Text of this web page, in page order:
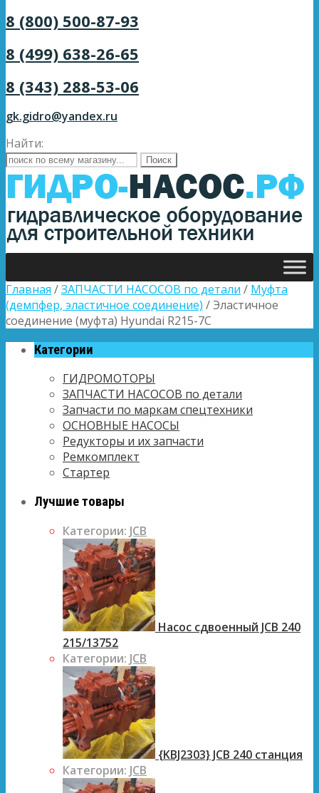
8 (800) 500-87-93
8 (499) 638-26-65
8 (343) 288-53-06
gk.gidro@yandex.ru
Найти:
Главная /ЗАПЧАСТИ НАСОСОВ по детали / Муфта
(демпфер, эластичное соединение) / Эластичное
соединение (муфта) Hyundai R215-7C
Категории
ГИДРОМОТОРЫ
ЗАПЧАСТИ НАСОСОВ по детали
Запчасти по маркам спецтехники
ОСНОВНЫЕ НАСОСЫ
Редукторы и их запчасти
Ремкомплект
Стартер
Лучшие товары
Категории: JCB
Насос сдвоенный JCB 240
215/13752
Категории: JCB
{KBJ2303} JCB 240 станция
Категории: JCB